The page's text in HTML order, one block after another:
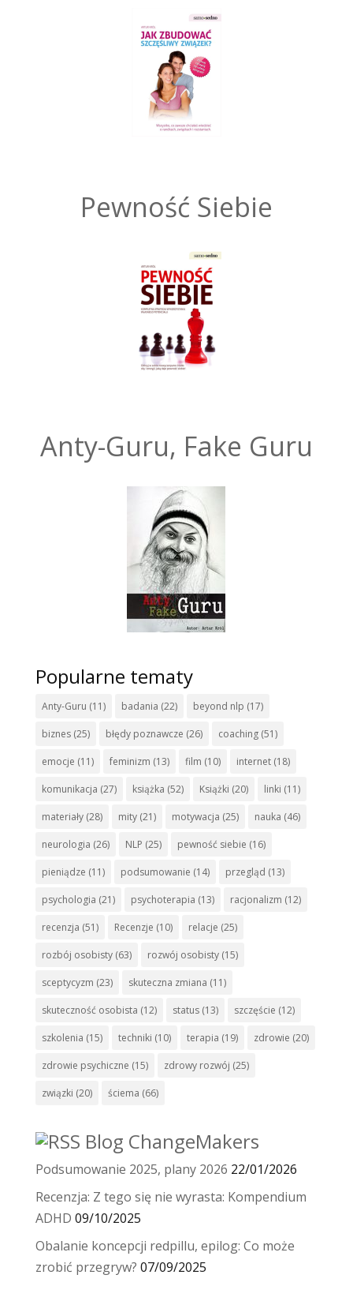
Pewność Siebie
Anty-Guru, Fake Guru
Popularne tematy
Anty-Guru (11) badania (22) beyond nlp (17)
biznes(25) błędy poznawcze (26) coaching(51)
emocje (11) feminizm (13) film (10) internet(18)
komunikacja (27) książka (52) Książki (20) linki (11)
materiały(28) mity(21) motywacja (25) nauka (46)
neurologia (26) NLP (25) pewność siebie (16)
pieniądze (11) podsumowanie (14) przegląd (13)
psychologia (21) psychoterapia (13) racjonalizm (12)
recenzja (51) Recenzje (10) relacje (25)
rozbój osobisty(63) rozwój osobisty(15)
sceptycyzm (23) skuteczna zmiana (11)
skuteczność osobista (12) status(13) szczęście (12)
szkolenia (15) techniki (10) terapia (19) zdrowie (20)
zdrowie psychiczne (15) zdrowy rozwój (25)
związki (20) ściema (66)
Blog ChangeMakers
Podsumowanie 2025, plany 2026 22/01/2026
Recenzja: Z tego się nie wyrasta: Kompendium
ADHD 09/10/2025
Obalanie koncepcji redpillu, epilog: Co może
zrobić przegryw? 07/09/2025